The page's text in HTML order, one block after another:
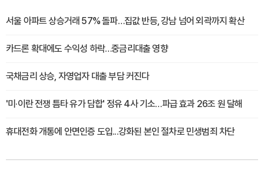
서울 아파트 상승거래 57% 돌파…집값 반등, 강남 넘어 외곽까지 확산
카드론 확대에도 수익성 하락…중금리대출 영향
국채금리 상승, 자영업자 대출 부담 커진다
'미·이란 전쟁 틈타 유가 담합' 정유 4사 기소…파급 효과 26조 원 달해
휴대전화 개통에 안면인증 도입...강화된 본인 절차로 민생범죄 차단